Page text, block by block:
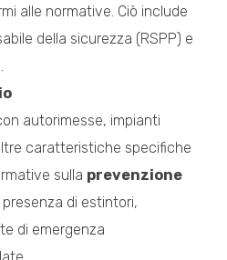
alle normative. Ciò include
della sicurezza (RSPP) e
autorimesse, impianti
caratteristiche specifiche
sulla prevenzione
presenza di estintori,
di emergenza